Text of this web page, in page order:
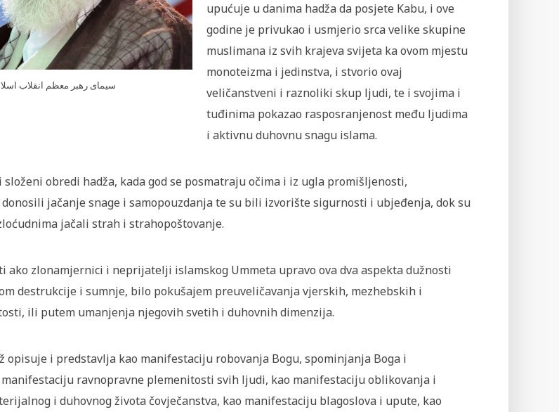
سیمای رهبر معظم انقلاب
upućuje u danima hadža da posjete Kabu, i ove
godine je privukao i usmjerio srca velike skupine
muslimana iz svih krajeva svijeta ka ovom mjestu
monoteizma i jedinstva, i stvorio ovaj
veličanstveni i raznoliki skup ljudi, te i svojima i
tuđinima pokazao rasposranjenost među ljudima
i aktivnu duhovnu snagu islama.
obredi hadža, kada god se posmatraju očima i iz ugla promišljenosti,
jačanje snage i samopouzdanja te su bili izvorište sigurnosti i ubjeđenja, dok su
jačali strah i strahopoštovanje.
ako zlonamjernici i neprijatelji islamskog Ummeta upravo ova dva aspekta dužnosti
destrukcije i sumnje, bilo pokušajem preuveličavanja vjerskih, mezhebskih i
ili putem umanjenja njegovih svetih i duhovnih dimenzija.
opisuje i predstavlja kao manifestaciju robovanja Bogu, spominjanja Boga i
ravnopravne plemenitosti svih ljudi, kao manifestaciju oblikovanja i
i duhovnog života čovječanstva, kao manifestaciju blagoslova i upute, kao